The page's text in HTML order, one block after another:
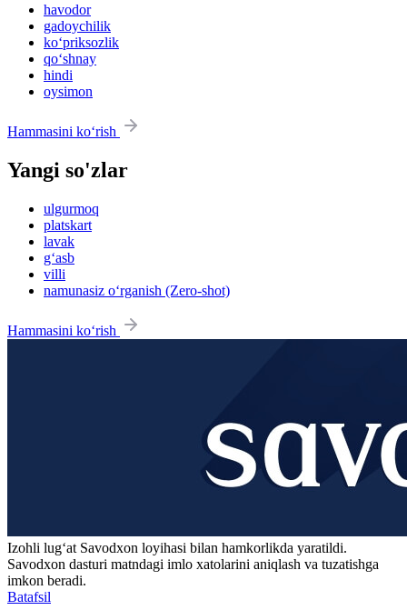
havodor
gadoychilik
ko‘priksozlik
qo‘shnay
hindi
oysimon
Hammasini ko‘rish
Yangi so'zlar
ulgurmoq
platskart
lavak
g‘asb
villi
namunasiz o‘rganish (Zero-shot)
Hammasini ko‘rish
Izohli lugʻat Savodxon loyihasi bilan hamkorlikda yaratildi.
Savodxon dasturi matndagi imlo xatolarini aniqlash va tuzatishga
imkon beradi.
Batafsil